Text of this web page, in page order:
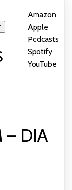
Amazon
Apple
Podcasts
Spotify
YouTube
– DIA